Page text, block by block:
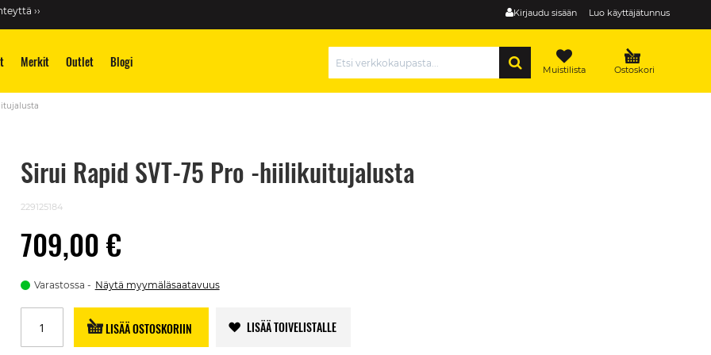
Kirjaudu sisään Luo käyttäjätunnus
››
Merkit Outlet Blogi Ostoskori
Muistilista
Sirui Rapid SVT-75 Pro -hiilikuitujalusta
229125184
709,00 €
Varastossa Näytä myymäläsaatavuus
LISÄÄ OSTOSKORIIN LISÄÄ TOIVELISTALLE